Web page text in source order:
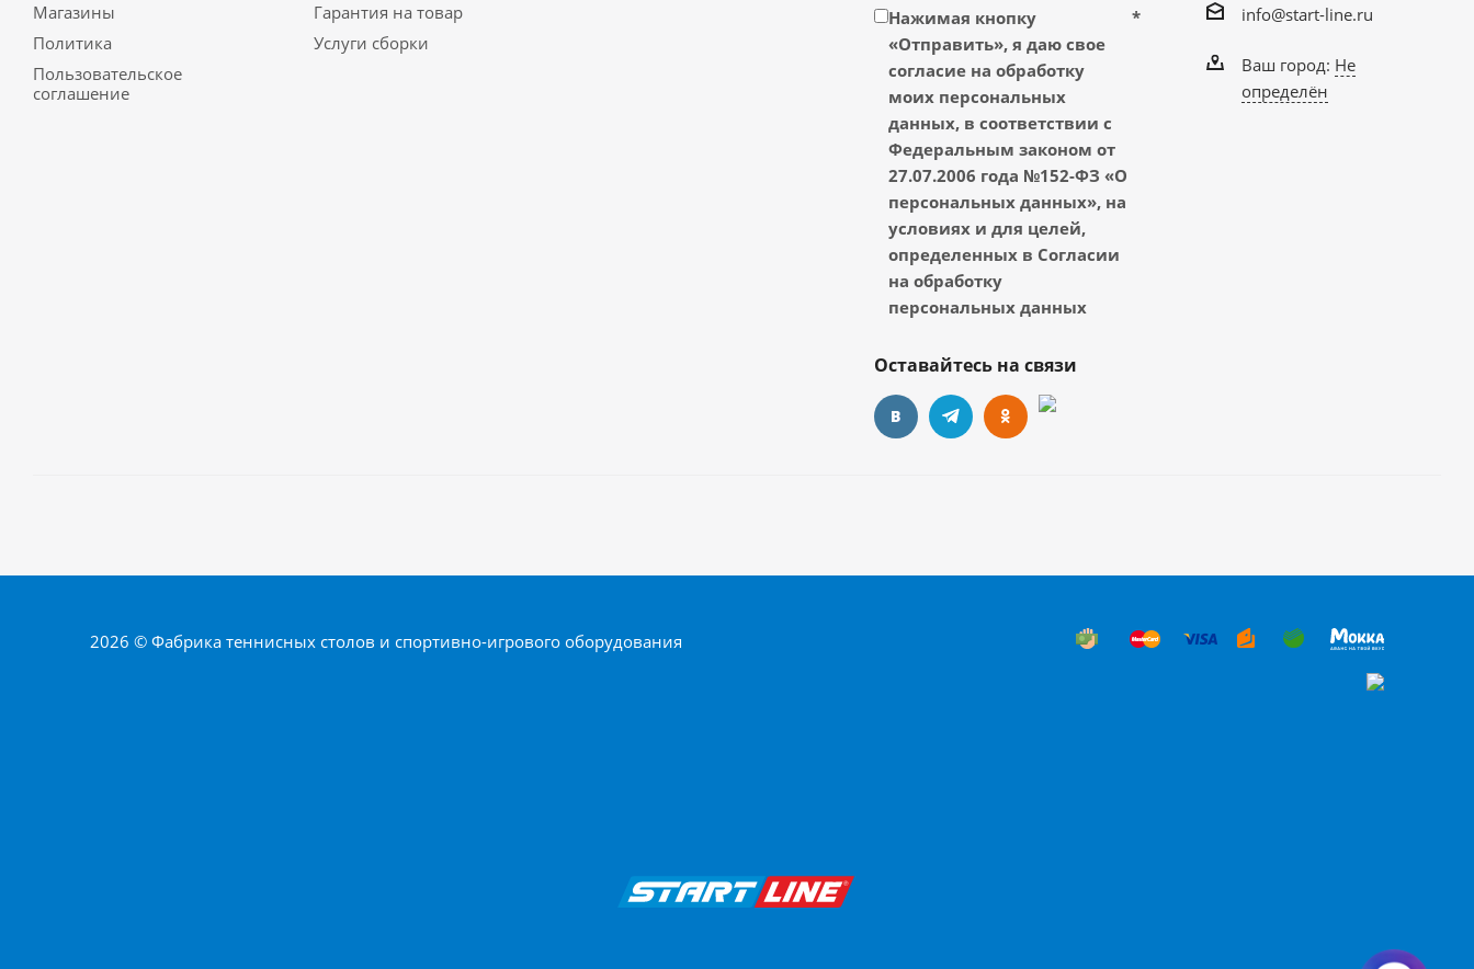
Магазины
Политика
Пользовательское
соглашение
Гарантия на товар
Услуги сборки
Нажимая кнопку
«Отправить», я даю свое
согласие на обработку
моих персональных
данных, в соответствии с
Федеральным законом от
27.07.2006 года №152-ФЗ «О
персональных данных», на
условиях и для целей,
определенных в Согласии
на обработку
персональных данных
*
Оставайтесь на связи
info@start-line.ru
Ваш город: Не
определён
2026 © Фабрика теннисных столов и спортивно-игрового оборудования